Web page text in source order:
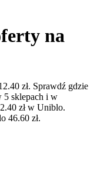
na
zł. Sprawdź gdzie
5 sklepach i w
zł w Uniblo.
46.60 zł.